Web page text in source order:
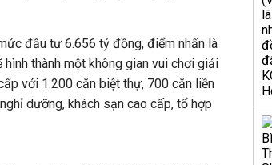
đầu tư 6.656 tỷ đồng, điểm nhấn là
thành một không gian vui chơi giải
với 1.200 căn biệt thự, 700 căn liền
dưỡng, khách sạn cao cấp, tổ hợp